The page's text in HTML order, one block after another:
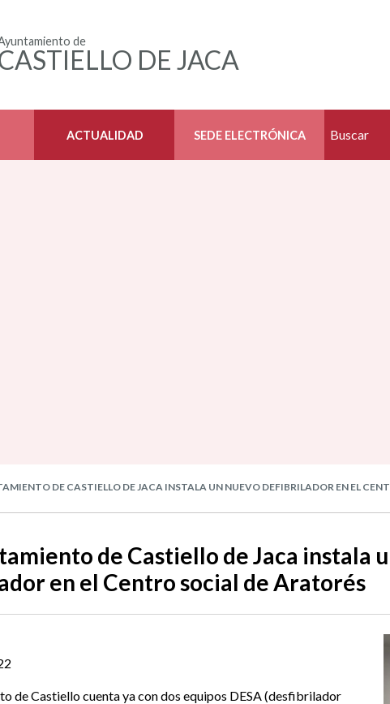
de
DE JACA
ACTUALIDAD SEDE ELECTRÓNICA
DE CASTIELLO DE JACA INSTALA UN NUEVO DEFIBRILADOR EN EL
de Castiello de Jaca instala
en el Centro social de Aratorés
de Castiello cuenta ya con dos equipos DESA (desfibrilador